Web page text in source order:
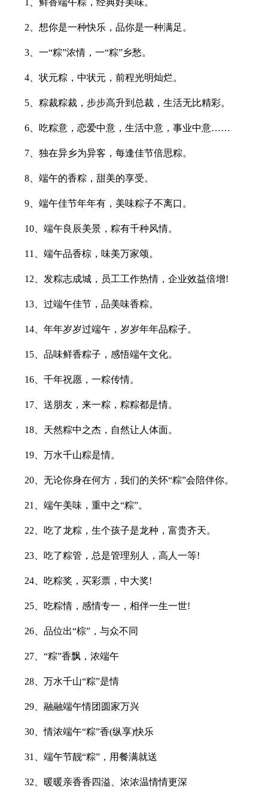
1、鲜香端午粽，经典好美味。
2、想你是一种快乐，品你是一种满足。
3、一“粽”浓情，一“粽”乡愁。
4、状元粽，中状元，前程光明灿烂。
5、粽裁粽裁，步步高升到总裁，生活无比精彩。
6、吃粽意，恋爱中意，生活中意，事业中意……
7、独在异乡为异客，每逢佳节倍思粽。
8、端午的香粽，甜美的享受。
9、端午佳节年年有，美味粽子不离口。
10、端午良辰美景，粽有千种风情。
11、端午品香棕，味美万家颂。
12、发粽志成城，员工工作热情，企业效益倍增!
13、过端午佳节，品美味香粽。
14、年年岁岁过端午，岁岁年年品粽子。
15、品味鲜香粽子，感悟端午文化。
16、千年祝愿，一粽传情。
17、送朋友，来一粽，粽粽都是情。
18、天然粽中之杰，自然让人体面。
19、万水千山粽是情。
20、无论你身在何方，我们的关怀“粽”会陪伴你。
21、端午美味，重中之“粽”。
22、吃了龙粽，生个孩子是龙种，富贵齐天。
23、吃了粽管，总是管理别人，高人一等!
24、吃粽奖，买彩票，中大奖!
25、吃粽情，感情专一，相伴一生一世!
26、品位出“棕”，与众不同
27、“粽”香飘，浓端午
28、万水千山“粽”是情
29、融融端午情团圆家万兴
30、情浓端午“粽”香(纵享)快乐
31、端午节靓“粽”，用餐满就送
32、暖暖亲香香四溢、浓浓温情情更深